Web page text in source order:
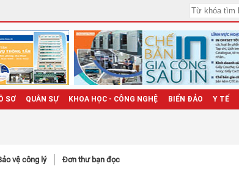
SƠ QUÂN SỰ KHOA HỌC - CÔNG NGHỆ BIỂN ĐẢO Y TẾ
vệ công lý Đơn thư bạn đọc